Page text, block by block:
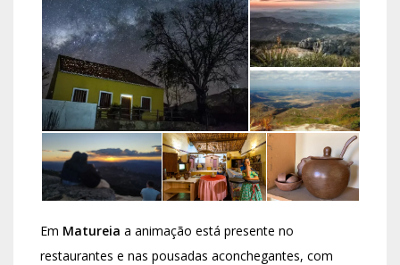
Em Matureia a animação está presente no
restaurantes e nas pousadas aconchegantes, com